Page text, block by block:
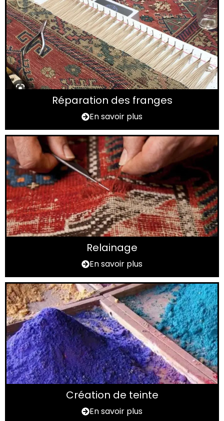
Réparation des franges
En savoir plus
Relainage
En savoir plus
Création de teinte
En savoir plus